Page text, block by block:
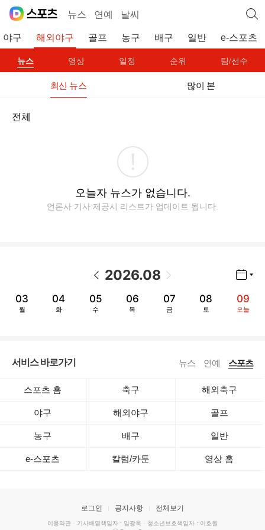
뉴스 연예 날씨
야구 해외야구 골프 농구 배구 일반 e-스포츠
뉴스 영상 일정 순위 팀/선수
최신 뉴스 많이 본
전체
오늘자 뉴스가 없습니다.
언론사 기사 제공시 리스트가 업데이트 됩니다.
2026.08
03
월
04
화
05
수
06
목
07
금
08
토
09
오늘
서비스 바로가기 뉴스 연예 스포츠
스포츠 홈 축구 해외축구
야구 해외야구 골프
농구 배구 일반
e-스포츠 칼럼/카툰 영상 홈
로그인 공지사항 전체보기
이용약관 · 기사배열책임자 : 임광욱 · 청소년보호책임자 : 이호원